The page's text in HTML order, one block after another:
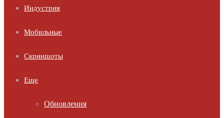
Индустрия
Мобильные
Скриншоты
Еще
Обновления